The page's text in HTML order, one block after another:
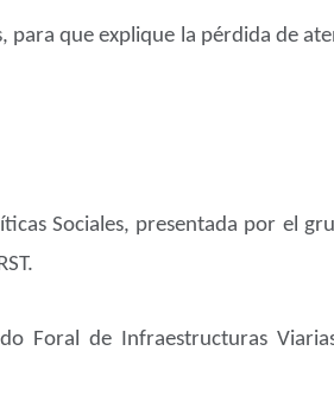
que explique la pérdida de
Sociales, presentada por el
Foral de Infraestructuras